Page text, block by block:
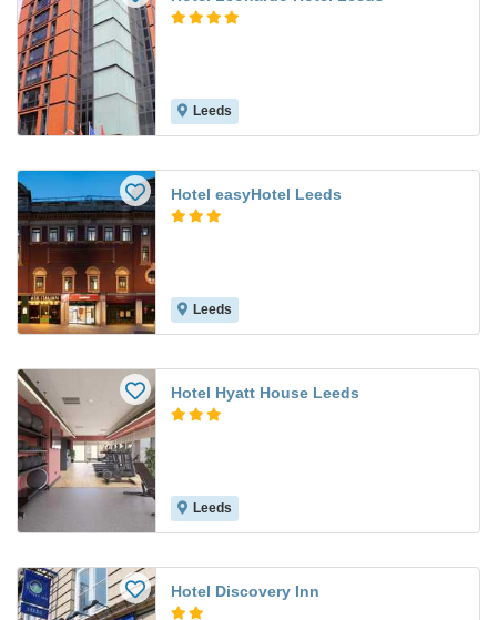
Leeds
Hotel easyHotel Leeds
Leeds
Hotel Hyatt House Leeds
Leeds
Hotel Discovery Inn